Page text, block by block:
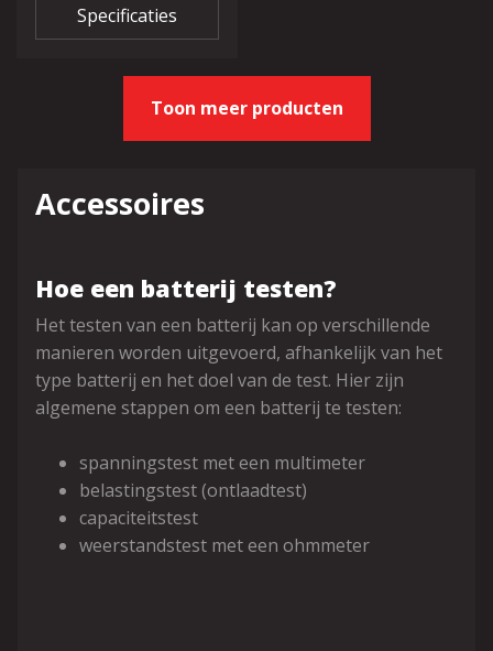
Specificaties
Toon meer producten
Accessoires
Hoe een batterij testen?
Het testen van een batterij kan op verschillende
manieren worden uitgevoerd, afhankelijk van het
type batterij en het doel van de test. Hier zijn
algemene stappen om een batterij te testen:
spanningstest met een multimeter
belastingstest (ontlaadtest)
capaciteitstest
weerstandstest met een ohmmeter